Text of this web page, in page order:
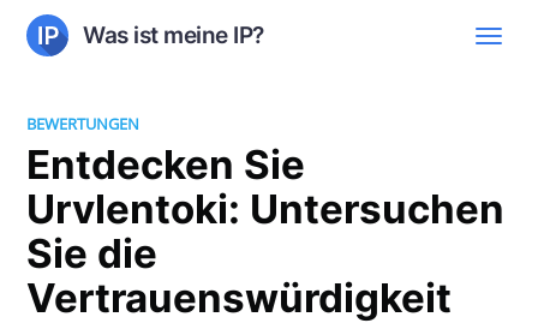
Was ist meine IP?
BEWERTUNGEN
Entdecken Sie
Urvlentoki: Untersuchen
Sie die
Vertrauenswürdigkeit